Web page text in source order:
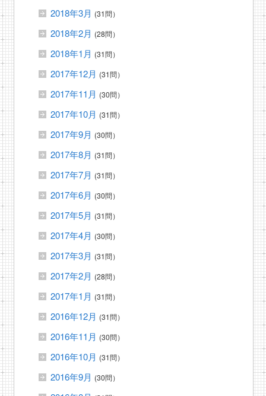
2018年3月 (31問）
2018年2月 (28問）
2018年1月 (31問）
2017年12月 (31問）
2017年11月 (30問）
2017年10月 (31問）
2017年9月 (30問）
2017年8月 (31問）
2017年7月 (31問）
2017年6月 (30問）
2017年5月 (31問）
2017年4月 (30問）
2017年3月 (31問）
2017年2月 (28問）
2017年1月 (31問）
2016年12月 (31問）
2016年11月 (30問）
2016年10月 (31問）
2016年9月 (30問）